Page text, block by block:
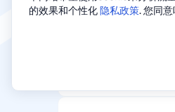
的效果和个性化 隐私政策. 您同意
vs